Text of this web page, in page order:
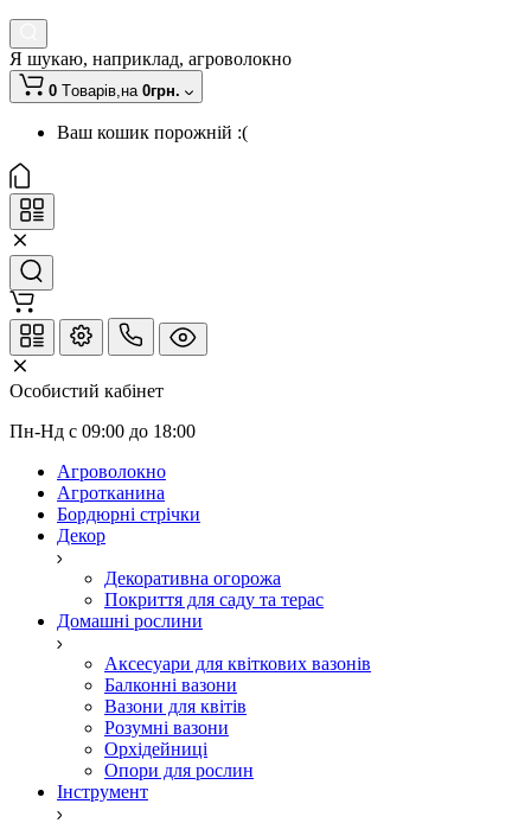
Я шукаю, наприклад, агроволокно
0 Tоварів,на 0грн.
Ваш кошик порожній :(
Особистий кабінет
Пн-Нд с 09:00 до 18:00
Агроволокно
Агротканина
Бордюрні стрічки
Декор
Декоративна огорожа
Покриття для саду та терас
Домашні рослини
Аксесуари для квіткових вазонів
Балконні вазони
Вазони для квітів
Розумні вазони
Орхідейниці
Опори для рослин
Інструмент